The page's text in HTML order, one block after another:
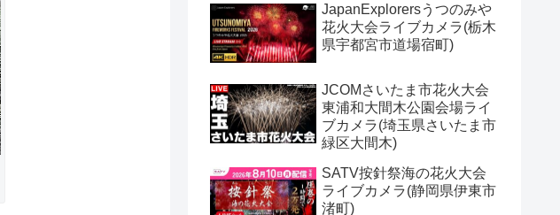
JapanExplorersうつのみや
花火大会ライブカメラ(栃木
県宇都宮市道場宿町)
JCOMさいたま市花火大会
東浦和大間木公園会場ライ
ブカメラ(埼玉県さいたま市
緑区大間木)
SATV按針祭海の花火大会
ライブカメラ(静岡県伊東市
渚町)